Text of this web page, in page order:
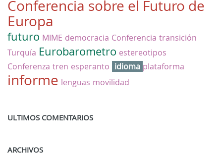
Conferencia sobre el Futuro de
Europa
futuro MIME democracia Conferencia transición
Turquía Eurobarometro estereotipos
Conferenza tren esperanto idioma plataforma
informe lenguas movilidad
ULTIMOS COMENTARIOS
ARCHIVOS